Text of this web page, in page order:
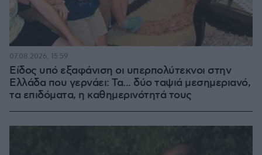
Είδος υπό εξαφάνιση οι υπερπολύτεκνοι στην
Ελλάδα που γερνάει: Τα... δύο ταψιά μεσημεριανό,
τα επιδόματα, η καθημερινότητά τους
07.08.2026, 15:59